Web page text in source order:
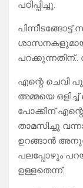
പഠിപ്പിച്ചു.
പറക്കുന്നതിന്..
എന്റെ ചെവി
അമ്മയെ
പോക്കിന്
താമസിച്ചു
ഉറങ്ങാൻ
പലപ്പോഴും
ഉള്ളതെന്ന്.